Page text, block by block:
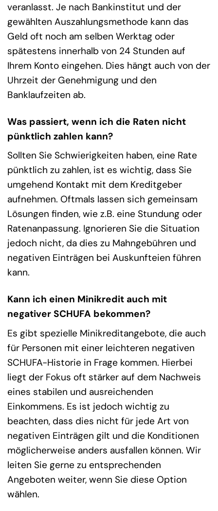
veranlasst. Je nach Bankinstitut und der
gewählten Auszahlungsmethode kann das
Geld oft noch am selben Werktag oder
spätestens innerhalb von 24 Stunden auf
Ihrem Konto eingehen. Dies hängt auch von der
Uhrzeit der Genehmigung und den
Banklaufzeiten ab.
Was passiert, wenn ich die Raten nicht
pünktlich zahlen kann?
Sollten Sie Schwierigkeiten haben, eine Rate
pünktlich zu zahlen, ist es wichtig, dass Sie
umgehend Kontakt mit dem Kreditgeber
aufnehmen. Oftmals lassen sich gemeinsam
Lösungen finden, wie z.B. eine Stundung oder
Ratenanpassung. Ignorieren Sie die Situation
jedoch nicht, da dies zu Mahngebühren und
negativen Einträgen bei Auskunfteien führen
kann.
Kann ich einen Minikredit auch mit
negativer SCHUFA bekommen?
Es gibt spezielle Minikreditangebote, die auch
für Personen mit einer leichteren negativen
SCHUFA-Historie in Frage kommen. Hierbei
liegt der Fokus oft stärker auf dem Nachweis
eines stabilen und ausreichenden
Einkommens. Es ist jedoch wichtig zu
beachten, dass dies nicht für jede Art von
negativen Einträgen gilt und die Konditionen
möglicherweise anders ausfallen können. Wir
leiten Sie gerne zu entsprechenden
Angeboten weiter, wenn Sie diese Option
wählen.